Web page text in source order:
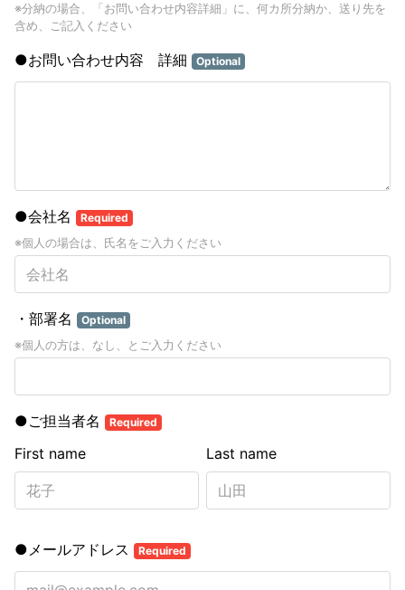
※分納の場合、「お問い合わせ内容詳細」に、何カ所分納か、送り先を
含め、ご記入ください
●お問い合わせ内容 詳細 Optional
●会社名 Required
※個人の場合は、氏名をご入力ください
・部署名 Optional
※個人の方は、なし、とご入力ください
●ご担当者名 Required
Last name
First name
●メールアドレス Required